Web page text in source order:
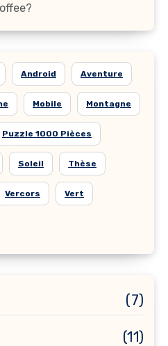
Android Aventure
Mobile Montagne
Puzzle 1000 Pièces
Soleil Thèse
Vercors Vert
(7)
(11)